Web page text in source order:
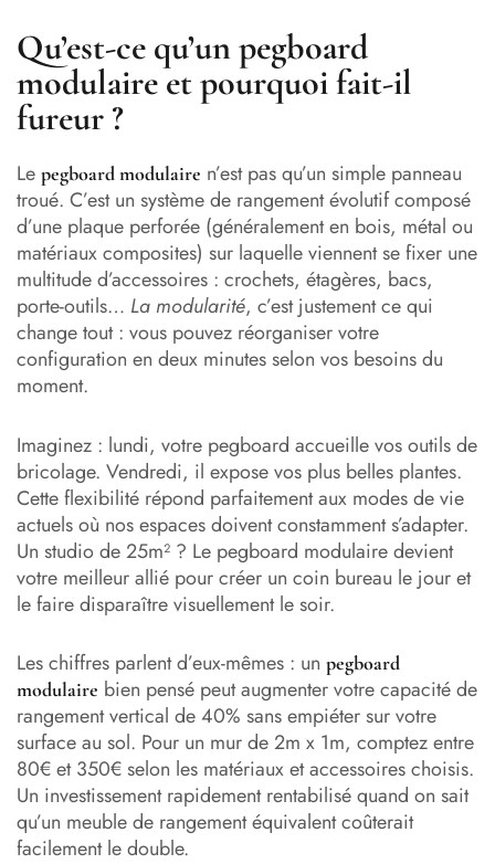
?
Le pegboard modulaire, bien plus qu’une simple
tendance
Qu’est-ce qu’un pegboard
modulaire et pourquoi fait-il
fureur ?
Le pegboard modulaire n’est pas qu’un simple panneau
troué. C’est un système de rangement évolutif composé
d’une plaque perforée (généralement en bois, métal ou
matériaux composites) sur laquelle viennent se fixer une
multitude d’accessoires : crochets, étagères, bacs,
porte-outils… La modularité, c’est justement ce qui
change tout : vous pouvez réorganiser votre
configuration en deux minutes selon vos besoins du
moment.
Imaginez : lundi, votre pegboard accueille vos outils de
bricolage. Vendredi, il expose vos plus belles plantes.
Cette flexibilité répond parfaitement aux modes de vie
actuels où nos espaces doivent constamment s’adapter.
Un studio de 25m² ? Le pegboard modulaire devient
votre meilleur allié pour créer un coin bureau le jour et
le faire disparaître visuellement le soir.
Les chiffres parlent d’eux-mêmes : un pegboard
modulaire bien pensé peut augmenter votre capacité de
rangement vertical de 40% sans empiéter sur votre
surface au sol. Pour un mur de 2m x 1m, comptez entre
80€ et 350€ selon les matériaux et accessoires choisis.
Un investissement rapidement rentabilisé quand on sait
qu’un meuble de rangement équivalent coûterait
facilement le double.